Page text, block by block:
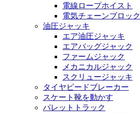
電線ロープホイスト
電気チェーンブロック
油圧ジャッキ
エア油圧ジャッキ
エアバッグジャック
ファームジャック
メカニカルジャック
スクリュージャッキ
タイヤビードブレーカー
スケート靴を動かす
パレットトラック